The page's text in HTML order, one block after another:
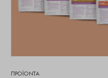
ΠΡΟΪΌΝΤΑ